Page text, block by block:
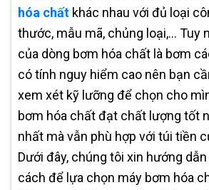
hóa chất khác nhau với đủ loại
thước, mẫu mã, chủng loại,... Tuy
của dòng bơm hóa chất là bơm
có tính nguy hiểm cao nên bạn
xem xét kỹ lưỡng để chọn cho
bơm hóa chất đạt chất lượng tốt
nhất mà vẫn phù hợp với túi tiền
Dưới đây, chúng tôi xin hướng
cách để lựa chọn máy bơm hóa